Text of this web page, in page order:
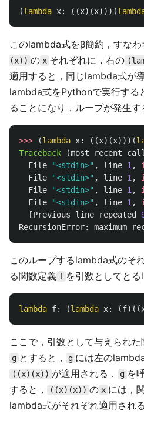
(lambda x: ((x)(x)))(
このlambda式をβ簡約，すな
(x)) の x それぞれに，右の
適用すると，同じlambda式が
lambda式をPythonで実行する
ることになり，ループが発生す
>>> (lambda x: ((x)(x)))(
Traceback
(most recent call
File
"<stdin>" , line 1 ,
File
"<stdin>" , line 1 ,
File
"<stdin>" , line 1 ,
File
"<stdin>" , line 1 ,
[Previous line repeated
RecursionError: maximum
このループするlambda式のそ
る関数定義 f を引数としてと
lambda f: (lambda x: (f)((
ここで，引数として与えられ
g とすると， g には左の
((x)(x)) が適用される． g を
すると，
((x)(x)) の x には，
lambda式がそれぞれ適用される